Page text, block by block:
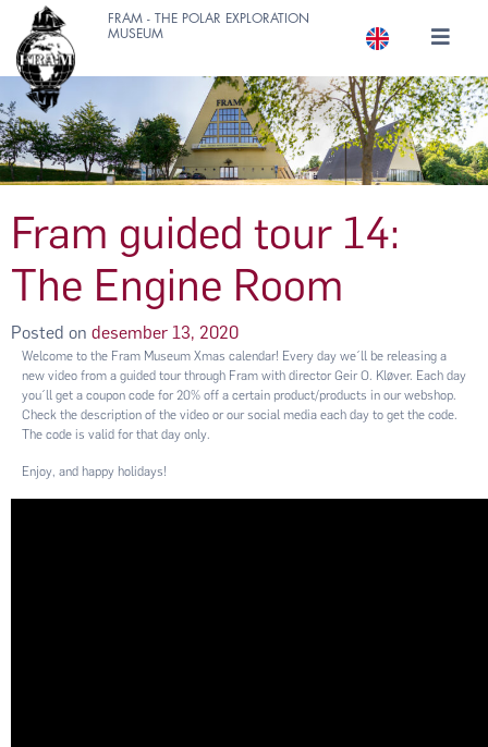
FRAM - THE POLAR EXPLORATION
MUSEUM
Fram guided tour 14:
The Engine Room
Posted on desember 13, 2020
Welcome to the Fram Museum Xmas calendar! Every day we´ll be releasing a
new video from a guided tour through Fram with director Geir O. Kløver. Each day
you´ll get a coupon code for 20% off a certain product/products in our webshop.
Check the description of the video or our social media each day to get the code.
The code is valid for that day only.
Enjoy, and happy holidays!